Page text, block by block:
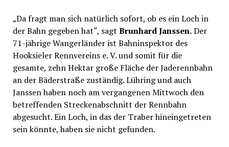
„Da fragt man sich natürlich sofort, ob es ein Loch in
der Bahn gegeben hat“, sagt Brunhard Janssen.Der
71-jährige Wangerländer ist Bahninspektor des
Hooksieler Rennvereins e. V. und somit für die
gesamte, zehn Hektar große Fläche der Jaderennbahn
an der Bäderstraße zuständig. Lühring und auch
Janssen haben noch am vergangenen Mittwoch den
betreffenden Streckenabschnitt der Rennbahn
abgesucht. Ein Loch, in das der Traber hineingetreten
sein könnte, haben sie nicht gefunden.